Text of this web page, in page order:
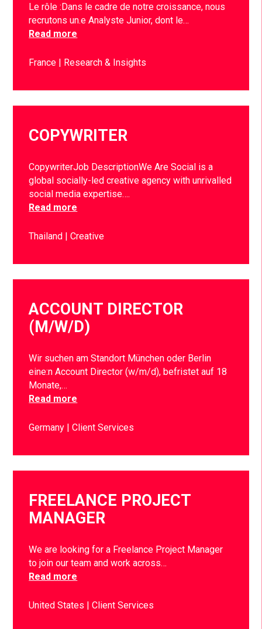
Le rôle :Dans le cadre de notre croissance, nous
recrutons un.e Analyste Junior, dont le…
Read more
France Research & Insights
COPYWRITER
CopywriterJob DescriptionWe Are Social is a
global socially-led creative agency with unrivalled
social media expertise….
Read more
Thailand Creative
ACCOUNT DIRECTOR
(M/W/D)
Wir suchen am Standort München oder Berlin
eine:n Account Director (w/m/d), befristet auf 18
Monate,…
Read more
Germany Client Services
FREELANCE PROJECT
MANAGER
We are looking for a Freelance Project Manager
to join our team and work across…
Read more
United States Client Services